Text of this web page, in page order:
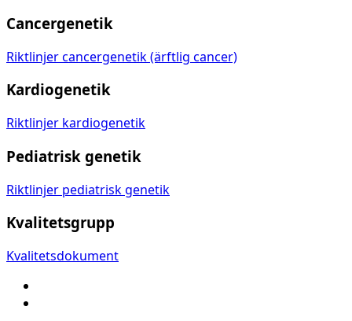
Cancergenetik
Riktlinjer cancergenetik (ärftlig cancer)
Kardiogenetik
Riktlinjer kardiogenetik
Pediatrisk genetik
Riktlinjer pediatrisk genetik
Kvalitetsgrupp
Kvalitetsdokument